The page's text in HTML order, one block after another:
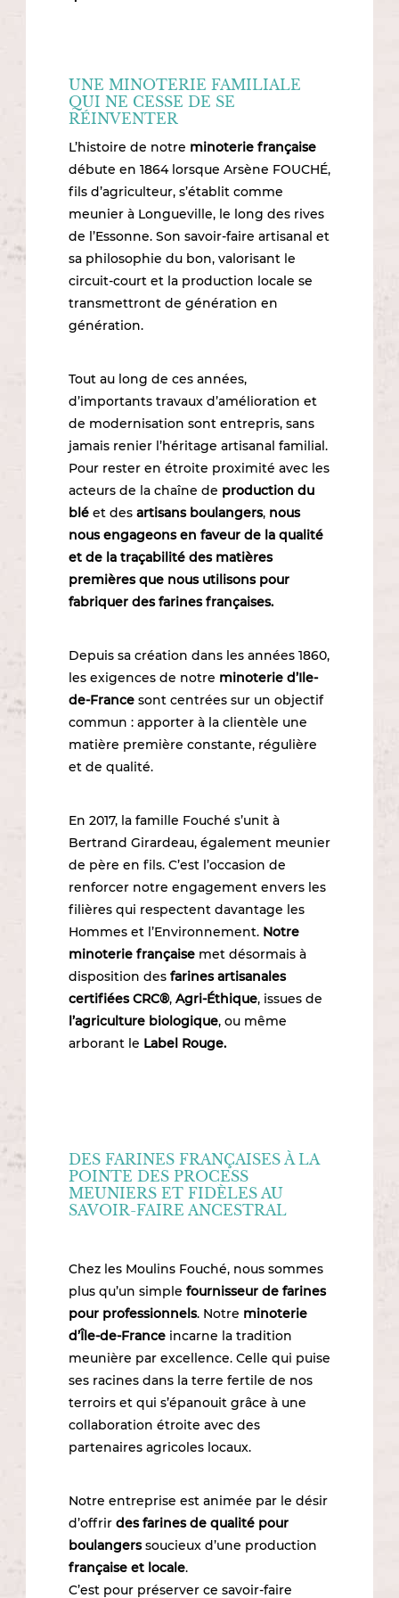
UNE MINOTERIE FAMILIALE
QUI NE CESSE DE SE
RÉINVENTER
L’histoire de notre minoterie française
débute en 1864 lorsque Arsène FOUCHÉ,
fils d’agriculteur, s’établit comme
meunier à Longueville, le long des rives
de l’Essonne. Son savoir-faire artisanal et
sa philosophie du bon, valorisant le
circuit-court et la production locale se
transmettront de génération en
génération.
Tout au long de ces années,
d’importants travaux d’amélioration et
de modernisation sont entrepris, sans
jamais renier l’héritage artisanal familial.
Pour rester en étroite proximité avec les
acteurs de la chaîne de production du
bléet des artisans boulangers, nous
nous engageons en faveur de la qualité
et de la traçabilité des matières
premières que nous utilisons pour
fabriquer des farines françaises.
Depuis sa création dans les années 1860,
les exigences de notre minoterie d’Ile-
de-Francesont centrées sur un objectif
commun : apporter à la clientèle une
matière première constante, régulière
et de qualité.
En 2017, la famille Fouché s’unit à
Bertrand Girardeau, également meunier
de père en fils. C’est l’occasion de
renforcer notre engagement envers les
filières qui respectent davantage les
Hommes et l’Environnement. Notre
minoterie française met désormais à
disposition des farines artisanales
certifiéesCRC®, Agri-Éthique, issues de
l’agriculture biologique, ou même
arborant le Label Rouge.
DES FARINES FRANÇAISES À LA
POINTE DES PROCESS
MEUNIERS ET FIDÈLES AU
SAVOIR-FAIRE ANCESTRAL
Chez les Moulins Fouché, nous sommes
plus qu’un simple fournisseur de farines
pour professionnels. Notre minoterie
d’Île-de-Franceincarne la tradition
meunière par excellence. Celle qui puise
ses racines dans la terre fertile de nos
terroirs et qui s’épanouit grâce à une
collaboration étroite avec des
partenaires agricoles locaux.
Notre entreprise est animée par le désir
d’offrir des farines de qualité pour
boulangerssoucieux d’une production
française et locale.
C’est pour préserver ce savoir-faire